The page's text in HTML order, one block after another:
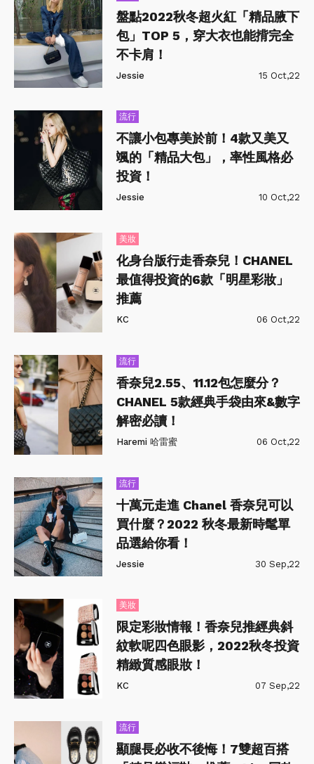
盤點2022秋冬超火紅「精品腋下
包」TOP 5，穿大衣也能揹完全
不卡肩！
Jessie 15 Oct,22
流行
不讓小包專美於前！4款又美又
颯的「精品大包」，率性風格必
投資！
Jessie 10 Oct,22
美妝
化身台版行走香奈兒！CHANEL
最值得投資的6款「明星彩妝」
推薦
KC 06 Oct,22
流行
香奈兒2.55、11.12包怎麼分？
CHANEL 5款經典手袋由來&數字
解密必讀！
Haremi 哈雷蜜 06 Oct,22
流行
十萬元走進 Chanel 香奈兒可以
買什麼？2022 秋冬最新時髦單
品選給你看！
Jessie 30 Sep,22
美妝
限定彩妝情報！香奈兒推經典斜
紋軟呢四色眼影，2022秋冬投資
精緻質感眼妝！
KC 07 Sep,22
流行
顯腿長必收不後悔！7雙超百搭